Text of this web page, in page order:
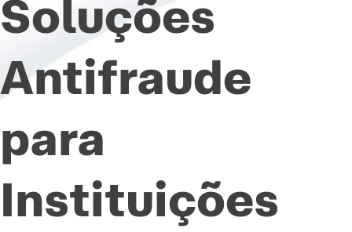
Soluções
Antifraude
para
Instituições